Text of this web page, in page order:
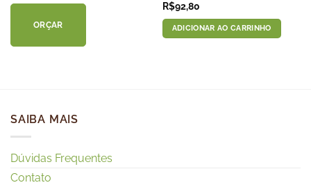
ORÇAR
R$92,80
ADICIONAR AO CARRINHO
SAIBA MAIS
Dúvidas Frequentes
Contato